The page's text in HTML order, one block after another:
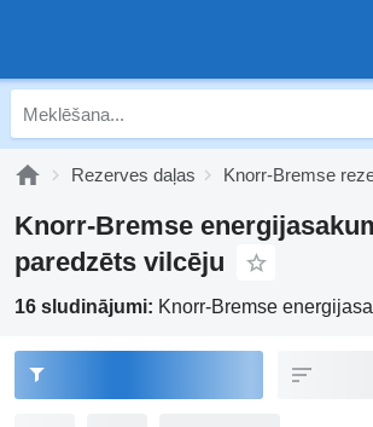
Rezerves daļas Knorr-Bremse
Knorr-Bremse
paredzēts vilcēju
16 sludinājumi: Knorr-Bremse